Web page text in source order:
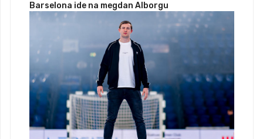
Barselona ide na megdan Alborgu